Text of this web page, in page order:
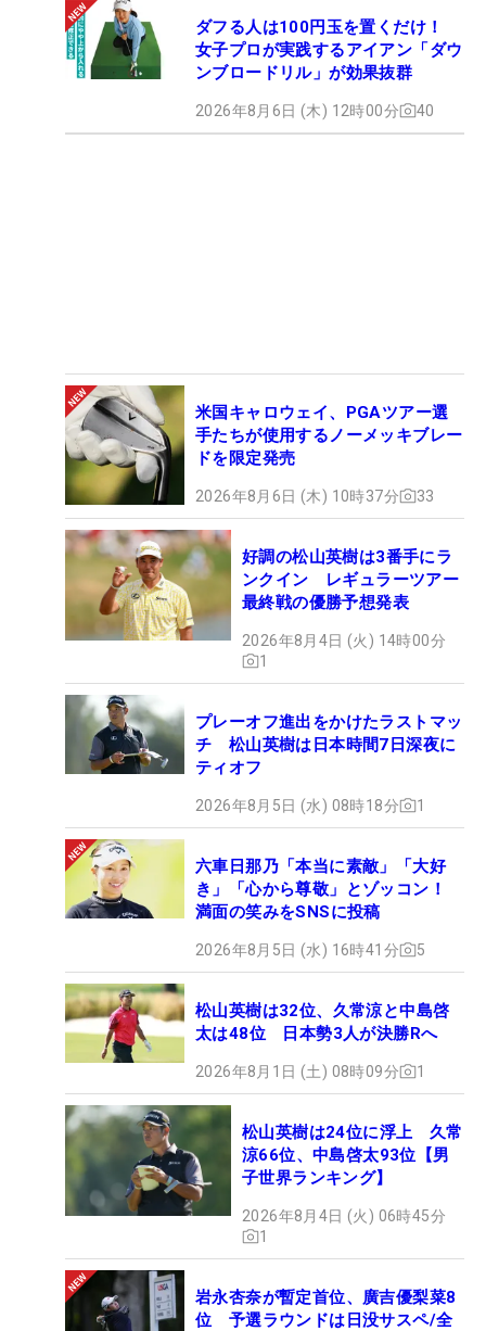
ダフる人は100円玉を置くだけ！
女子プロが実践するアイアン「ダウ
ンブロードリル」が効果抜群
2026年8月6日 (木) 12時00分 40
米国キャロウェイ、PGAツアー選
手たちが使用するノーメッキブレー
ドを限定発売
2026年8月6日 (木) 10時37分 33
好調の松山英樹は3番手にラ
ンクイン レギュラーツアー
最終戦の優勝予想発表
2026年8月4日 (火) 14時00分
1
プレーオフ進出をかけたラストマッ
チ 松山英樹は日本時間7日深夜に
ティオフ
2026年8月5日 (水) 08時18分 1
六車日那乃「本当に素敵」「大好
き」「心から尊敬」とゾッコン！
満面の笑みをSNSに投稿
2026年8月5日 (水) 16時41分 5
松山英樹は32位、久常涼と中島啓
太は48位 日本勢3人が決勝Rへ
2026年8月1日 (土) 08時09分 1
松山英樹は24位に浮上 久常
涼66位、中島啓太93位【男
子世界ランキング】
2026年8月4日 (火) 06時45分
1
岩永杏奈が暫定首位、廣吉優梨菜8
位 予選ラウンドは日没サスペ/全